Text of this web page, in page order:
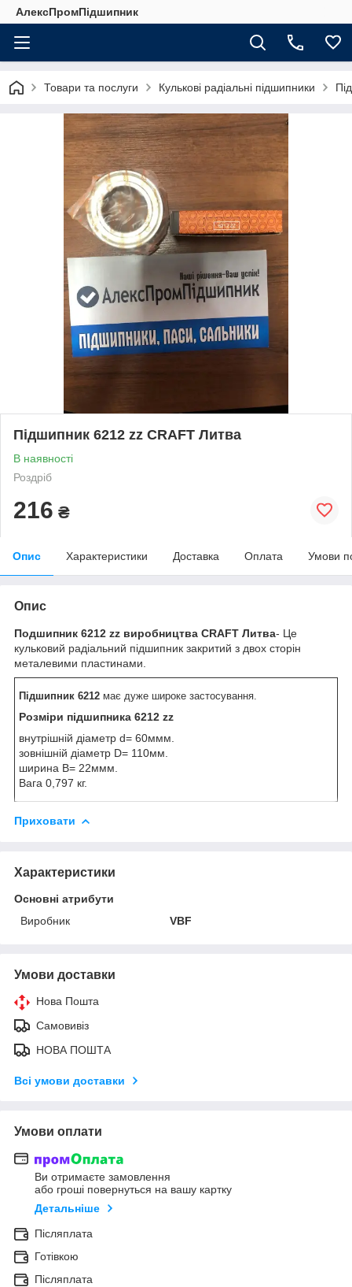
АлексПромПідшипник
Товари та послуги Кулькові радіальні підшипники
Підшипник 6212 zz CRAFT Литва
В наявності
Роздріб
216 ₴
Опис Характеристики Доставка Оплата Умови
Опис
Подшипник 6212 zz виробництва CRAFT Литва- Це
кульковий радіальний підшипник закритий з двох сторін
металевими пластинами.
Підшипник 6212 має дуже широке застосування.
Розміри підшипника 6212 zz
внутрішній діаметр d= 60ммм.
зовнішній діаметр D= 110мм.
ширина B= 22ммм.
Вага 0,797 кг.
Приховати
Характеристики
Основні атрибути
Виробник
VBF
Умови доставки
Нова Пошта
Самовивіз
НОВА ПОШТА
Всі умови доставки
Умови оплати
Ви отримаєте замовлення
або гроші повернуться на вашу картку
Детальніше
Післяплата
Готівкою
Післяплата